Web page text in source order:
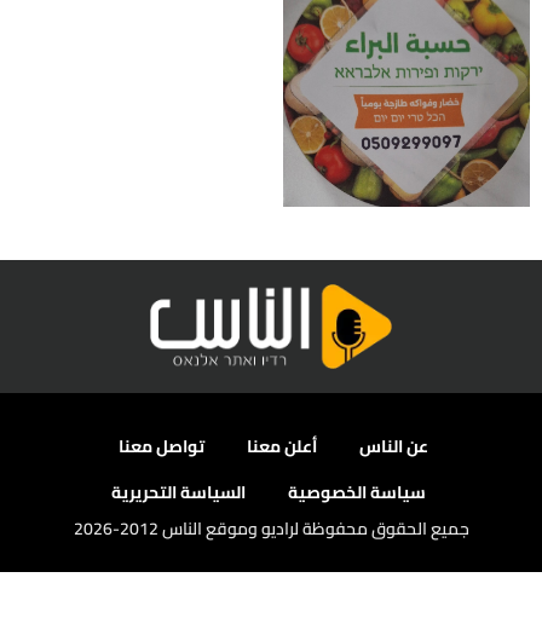
عن الناس أعلن معنا
تواصل معنا
سياسة الخصوصية
السياسة التحريرية
جميع الحقوق محفوظة لراديو وموقع الناس 2012-2026